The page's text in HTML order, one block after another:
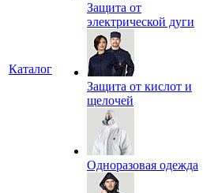
Каталог
Защита от
электрической дуги
Защита от кислот и
щелочей
Одноразовая одежда